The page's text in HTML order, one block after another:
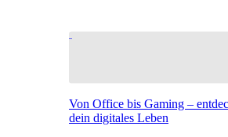
Von Office bis Gaming –
dein digitales Leben